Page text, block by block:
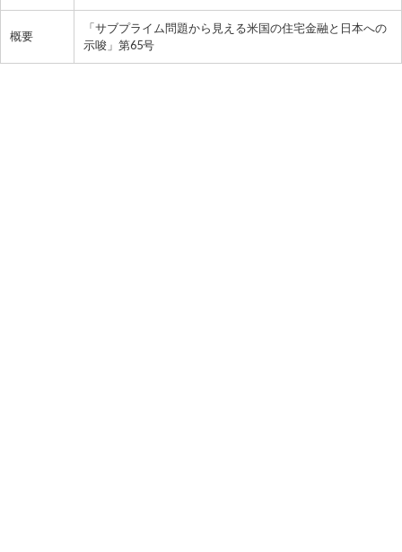
概要
「サブプライム問題から見える米国の住宅金融と日本への
示唆」第65号